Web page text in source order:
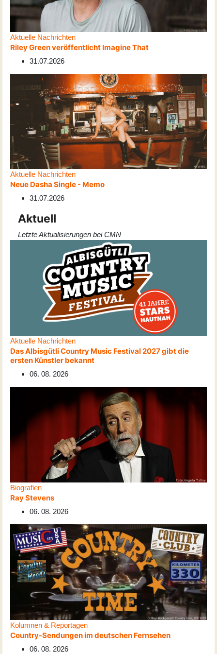
Aktuelle Nachrichten
Riley Green veröffentlicht Imagine That
31.07.2026
Aktuelle Nachrichten
Neue Dasha Single - Memo
31.07.2026
Aktuell
Letzte Aktualisierungen bei CMN
Aktuelle Nachrichten
Das Albisgütli Country Music Festival 2027 gibt die
ersten Künstler bekannt
06. 08. 2026
Biografien
Ray Stevens
06. 08. 2026
Kolumnen & Reportagen
Country-Sendungen im deutschen Fernsehen
06. 08. 2026